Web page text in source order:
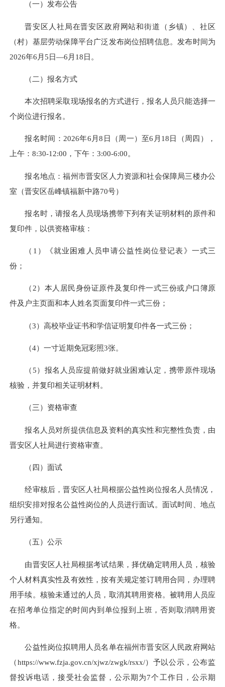
（一）发布公告
晋安区人社局在晋安区政府网站和街道（乡镇）、社区
（村）基层劳动保障平台广泛发布岗位招聘信息。发布时间为
2026年6月5日—6月18日。
（二）报名方式
本次招聘采取现场报名的方式进行，报名人员只能选择一
个岗位进行报名。
报名时间：2026年6月8日（周一）至6月18日（周四），
上午：8:30-12:00，下午：3:00-6:00。
报名地点：福州市晋安区人力资源和社会保障局三楼办公
室（晋安区岳峰镇福新中路70号）
报名时，请报名人员现场携带下列有关证明材料的原件和
复印件，以供资格审核：
（1）《就业困难人员申请公益性岗位登记表》一式三
份；
（2）本人居民身份证原件及复印件一式三份或户口簿原
件及户主页面和本人姓名页面复印件一式三份；
（3）高校毕业证书和学信证明复印件各一式三份；
（4）一寸近期免冠彩照3张。
（5）报名人员应提前做好就业困难认定，携带原件现场
核验，并复印相关证明材料。
（三）资格审查
报名人员对所提供信息及资料的真实性和完整性负责，由
晋安区人社局进行资格审查。
（四）面试
经审核后，晋安区人社局根据公益性岗位报名人员情况，
组织安排对报名公益性岗位的人员进行面试。面试时间、地点
另行通知。
（五）公示
由晋安区人社局根据考试结果，择优确定聘用人员，核验
个人材料真实性及有效性，按有关规定签订聘用合同，办理聘
用手续。核验未通过的人员，取消其聘用资格。被聘用人员应
在招考单位指定的时间内到单位报到上班，否则取消聘用资
格。
公益性岗位拟聘用人员名单在福州市晋安区人民政府网站
（https://www.fzja.gov.cn/xjwz/zwgk/rsxx/）予以公示，公布监
督投诉电话，接受社会监督，公示期为7个工作日，公示期